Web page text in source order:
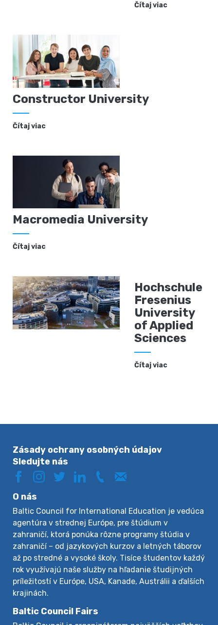
Čítaj viac
Constructor University
Čítaj viac
Macromedia University
Čítaj viac
Hochschule
Fresenius
University
of Applied
Sciences
Čítaj viac
Zásady ochrany osobných údajov
Sledujte nás
O nás
Baltic Council for International Education je vedúca
agentúra v strednej Európe, pre štúdium v
zahraničí, ktorá ponúka rôzne programy štúdia v
zahraničí – od jazykových kurzov a letných táborov
až po stredné a vysoké školy. Tisíce študentov každý
rok využívajú naše služby na hľadanie študijných
príležitostí v Európe, USA, Kanade, Austrálii a ďalších
krajinách.
Baltic Council Fairs